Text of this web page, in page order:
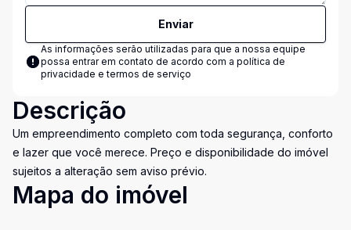
Enviar
As informações serão utilizadas para que a nossa equipe
possa entrar em contato de acordo com a política de
privacidade e termos de serviço
Descrição
Um empreendimento completo com toda segurança, conforto
e lazer que você merece. Preço e disponibilidade do imóvel
sujeitos a alteração sem aviso prévio.
Mapa do imóvel